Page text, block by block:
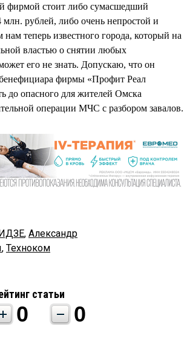
фирмой стоит либо сумасшедший
рублей, либо очень непростой и
теперь известного города, который на
властью о снятии любых
его не знать. Допускаю, что он
бенефициара фирмы «Профит Реал
до опасного для жителей Омска
операции МЧС с разбором завалов.
, Александр
, Техноком
статьи
0 0